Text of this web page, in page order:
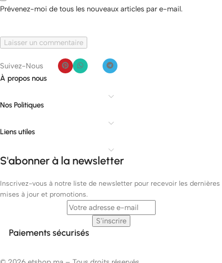
Prévenez-moi de tous les nouveaux articles par e-mail.
Suivez-Nous
À propos nous
Nos Politiques
Liens utiles
S'abonner à la newsletter
Inscrivez-vous à notre liste de newsletter pour recevoir les dernières
mises à jour et promotions.
Paiements sécurisés